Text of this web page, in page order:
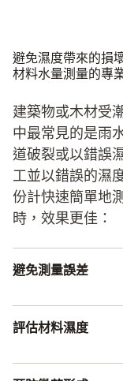
避免濕度帶來的損
材料水量測量的專
建築物或木材受
中最常見的是雨
道破裂或以錯誤
工並以錯誤的濕
份計快速簡單地
時，效果更佳：
避免測量誤差
向感測器，這很重
評估材料濕度